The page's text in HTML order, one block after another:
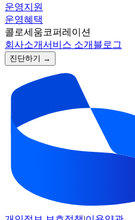
운영지원
운영혜택
콜로세움코퍼레이션
회사소개서비스 소개 블로그
진단하기 →